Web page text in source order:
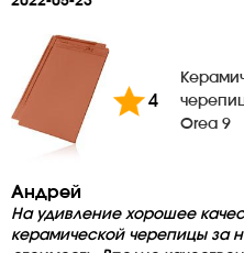
Orea 9
4
Андрей
На удивление хорошее
керамической черепицы за